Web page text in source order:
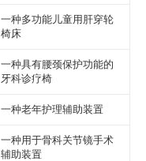
一种多功能儿童用肝穿轮
椅床
一种具有腰颈保护功能的
牙科诊疗椅
一种老年护理辅助装置
一种用于骨科关节镜手术
辅助装置